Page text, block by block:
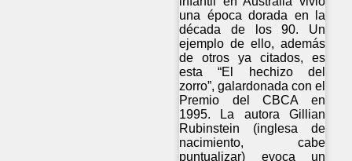
una época dorada en la
década de los 90. Un
ejemplo de ello, además
de otros ya citados, es
esta “El hechizo del
zorro”, galardonada con el
Premio del CBCA en
1995. La autora Gillian
Rubinstein (inglesa de
nacimiento, cabe
puntualizar) evoca un